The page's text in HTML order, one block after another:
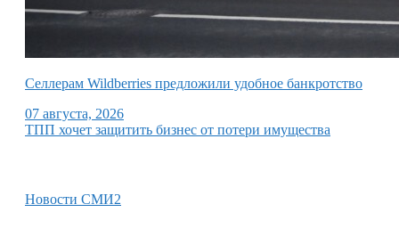
Селлерам Wildberries предложили удобное банкротство
07 августа, 2026
ТПП хочет защитить бизнес от потери имущества
Новости СМИ2